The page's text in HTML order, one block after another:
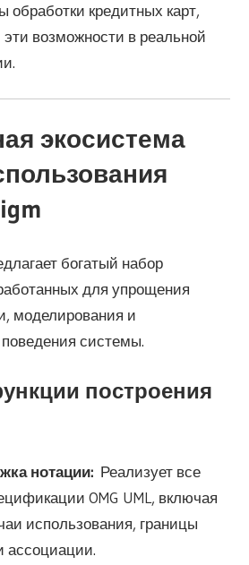
обработки кредитных карт,
возможности в реальной
экосистема
богатый набор
для упрощения
моделирования и
системы.
построения
нотации: Реализует все
OMG UML, включая
использования, границы
ассоциации.